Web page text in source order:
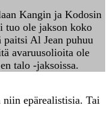
Kangin ja Kodosin
tuo ole jakson koko
Al Jean puhuu
avaruusolioita ole
talo -jaksoissa.
epärealistisia. Tai